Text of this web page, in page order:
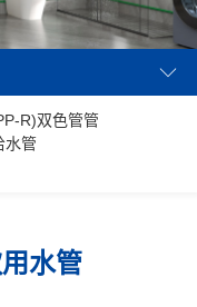
R)双色管管
水管
水管